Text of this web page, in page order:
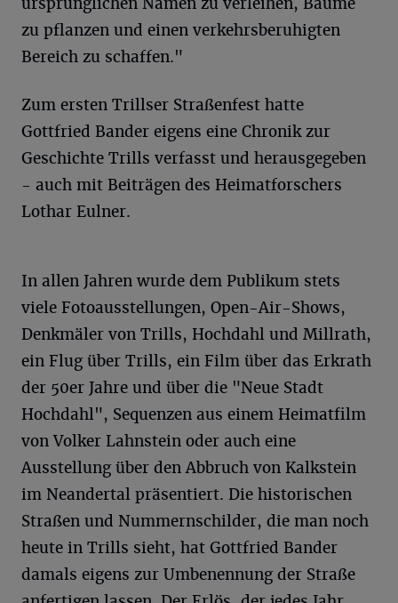
zu pflanzen und einen verkehrsberuhigten
Bereich zu schaffen."
Zum ersten Trillser Straßenfest hatte
Gottfried Bander eigens eine Chronik zur
Geschichte Trills verfasst und herausgegeben
- auch mit Beiträgen des Heimatforschers
Lothar Eulner.
In allen Jahren wurde dem Publikum stets
viele Fotoausstellungen, Open-Air-Shows,
Denkmäler von Trills, Hochdahl und Millrath,
ein Flug über Trills, ein Film über das Erkrath
der 50er Jahre und über die "Neue Stadt
Hochdahl", Sequenzen aus einem Heimatfilm
von Volker Lahnstein oder auch eine
Ausstellung über den Abbruch von Kalkstein
im Neandertal präsentiert. Die historischen
Straßen und Nummernschilder, die man noch
heute in Trills sieht, hat Gottfried Bander
damals eigens zur Umbenennung der Straße